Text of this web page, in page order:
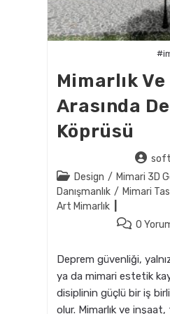
Mimarlık
Arasında
Köprüsü
Post
author:
Post
category:
Design / Mimari 3D
Danışmanlık / Mimari
Art Mimarlık
Post0
Deprem güvenliği,
ya da mimari estetik
disiplinin güçlü bir iş
olur. Mimarlık ve